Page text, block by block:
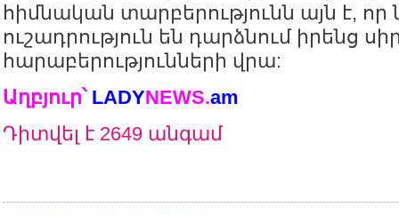
հիմնական տարբերությունն այն է, որ
ուշադրություն են դարձնում իրենց
հարաբերությունների վրա:
Աղբյուր՝ LADYNEWS.am
Դիտվել է 2649 անգամ